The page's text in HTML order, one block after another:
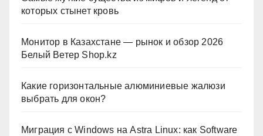
которых стынет кровь
Монитор в Казахстане — рынок и обзор 2026
Белый Ветер Shop.kz
Какие горизонтальные алюминиевые жалюзи
выбрать для окон?
Миграция с Windows на Astra Linux: как Software